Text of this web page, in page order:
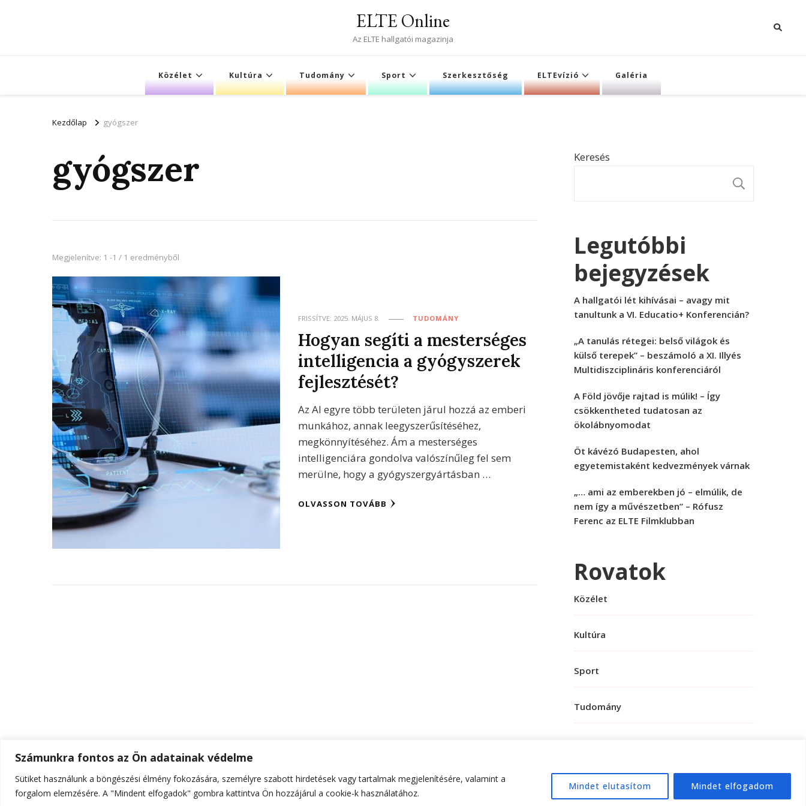
Számunkra fontos az Ön adatainak védelme
Sütiket használunk a böngészési élmény fokozására, személyre szabott hirdetések vagy tartalmak megjelenítésére, valamint a
forgalom elemzésére. A "Mindent elfogadok" gombra kattintva Ön hozzájárul a cookie-k használatához.
Mindet elutasítom Mindet elfogadom
ELTE Online
Az ELTE hallgatói magazinja
Közélet Kultúra Tudomány Sport Szerkesztőség ELTEvízió Galéria
Kezdőlap gyógszer
gyógszer
Megjelenítve: 1 -1 / 1 eredményből
FRISSÍTVE: 2025. MÁJUS 8. TUDOMÁNY
Hogyan segíti a mesterséges
intelligencia a gyógyszerek
fejlesztését?
Az AI egyre több területen járul hozzá az emberi
munkához, annak leegyszerűsítéséhez,
megkönnyítéséhez. Ám a mesterséges
intelligenciára gondolva valószínűleg fel sem
merülne, hogy a gyógyszergyártásban …
OLVASSON TOVÁBB
Keresés
Legutóbbi
bejegyzések
A hallgatói lét kihívásai – avagy mit
tanultunk a VI. Educatio+ Konferencián?
„A tanulás rétegei: belső világok és
külső terepek” – beszámoló a XI. Illyés
Multidiszciplináris konferenciáról
A Föld jövője rajtad is múlik! – Így
csökkentheted tudatosan az
ökolábnyomodat
Öt kávézó Budapesten, ahol
egyetemistaként kedvezmények várnak
„… ami az emberekben jó – elmúlik, de
nem így a művészetben” – Rófusz
Ferenc az ELTE Filmklubban
Rovatok
Közélet
Kultúra
Sport
Tudomány
© Szerzői jog 2026ELTE Online . Minden jog fenntartva.Hello Fashion | Fejlesztette WordPress.